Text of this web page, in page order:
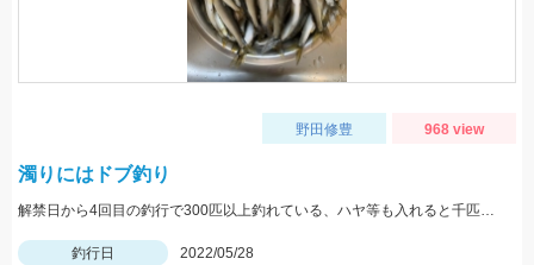
野田修豊 968 view
濁りにはドブ釣り
解禁日から4回目の釣行で300匹以上釣れている、ハヤ等も入れると千匹、手返し大変
釣行日
2022/05/28